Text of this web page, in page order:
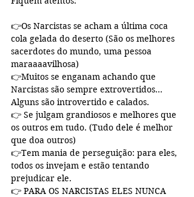
👉Os Narcistas se acham a última coca
cola gelada do deserto (São os melhores
sacerdotes do mundo, uma pessoa
maraaaavilhosa)
👉Muitos se enganam achando que
Narcistas são sempre extrovertidos...
Alguns são introvertido e calados.
👉 Se julgam grandiosos e melhores que
os outros em tudo. (Tudo dele é melhor
que doa outros)
👉Tem mania de perseguição: para eles,
todos os invejam e estão tentando
prejudicar ele.
👉 PARA OS NARCISTAS ELES NUNCA